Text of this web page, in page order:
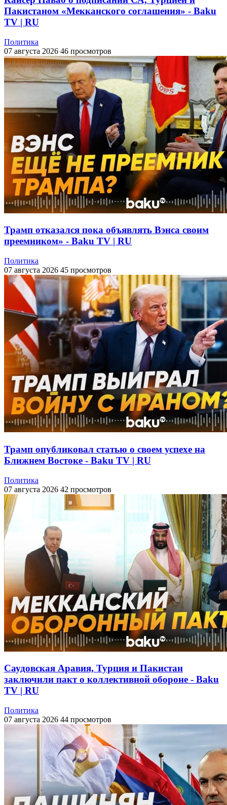
Пакистаном «Мекканского соглашения» - Baku
TV | RU
Политика
07 августа 2026 46 просмотров
Трамп отказался пока объявлять Вэнса своим
преемником» - Baku TV | RU
Политика
07 августа 2026 45 просмотров
Трамп опубликовал статью о своем успехе на
Ближнем Востоке - Baku TV | RU
Политика
07 августа 2026 42 просмотров
Саудовская Аравия, Турция и Пакистан
заключили пакт о коллективной обороне - Baku
TV | RU
Политика
07 августа 2026 44 просмотров